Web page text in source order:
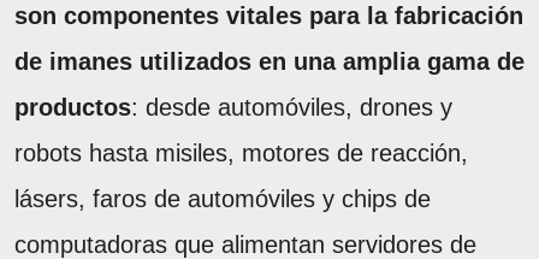
son componentes vitales para la fabricación
de imanes utilizados en una amplia gama de
productos: desde automóviles, drones y
robots hasta misiles, motores de reacción,
lásers, faros de automóviles y chips de
computadoras que alimentan servidores de